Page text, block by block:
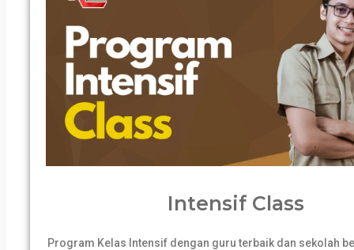
Intensif Class
Program Kelas Intensif dengan guru terbaik dan sekolah